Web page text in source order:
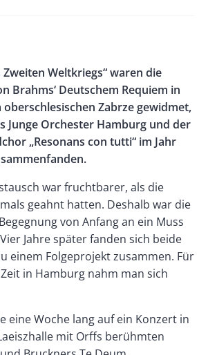
Weltkriegs“ waren die
Brahms‘ Deutschem Requiem in
Zabrze gewidmet,
Junge Orchester Hamburg und der
„Resonans con tutti“ im Jahr
war fruchtbarer, als die
geahnt hatten. Deshalb war die
von Anfang an ein Muss
Jahre später fanden sich beide
einem Folgeprojekt zusammen. Für
in Hamburg nahm man sich
eine Woche lang auf ein Konzert in
mit Orffs berühmten